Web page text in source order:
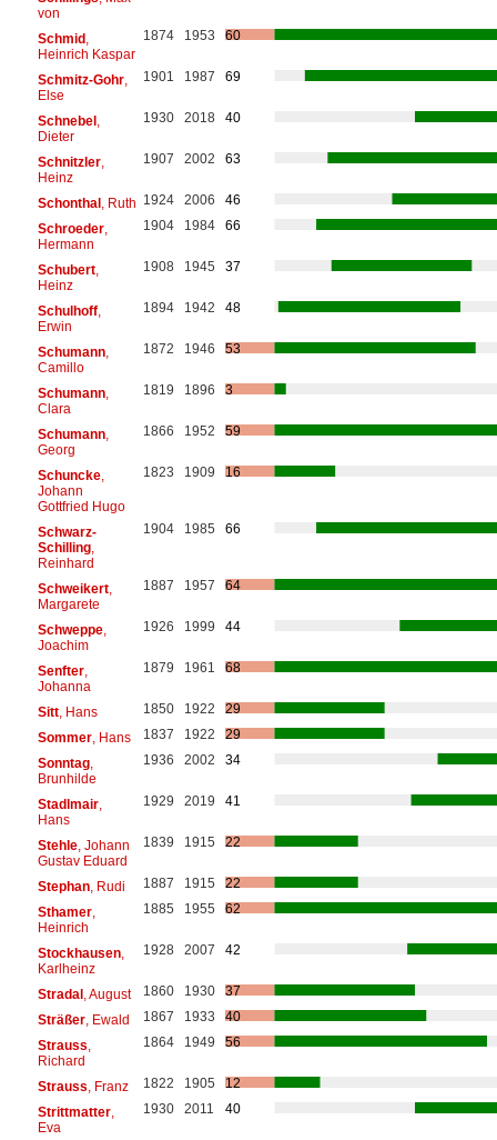
von
Schmid,
Heinrich Kaspar
1874 1953 60
Schmitz-Gohr,
Else
1901 1987 69
Schnebel,
Dieter
1930 2018 40
Schnitzler,
Heinz
1907 2002 63
Schonthal, Ruth 1924 2006
46
Schroeder,
Hermann
1904 1984 66
Schubert,
Heinz
1908 1945 37
Schulhoff,
Erwin
1894 1942 48
Schumann,
Camillo
1872 1946 53
Schumann,
Clara
1819 1896 3
Schumann,
Georg
1866 1952 59
Schuncke,
Johann
Gottfried Hugo
1823 1909 16
Schwarz-
Schilling,
Reinhard
1904 1985 66
Schweikert,
Margarete
1887 1957 64
Schweppe,
Joachim
1926 1999 44
Senfter,
Johanna
1879 1961 68
Sitt, Hans 1850 1922
29
Sommer, Hans 1837 1922
29
Sonntag,
Brunhilde
1936 2002 34
Stadlmair,
Hans
1929 2019 41
Stehle, Johann
Gustav Eduard
1839 1915 22
Stephan, Rudi 1887 1915
22
Sthamer,
Heinrich
1885 1955 62
Stockhausen,
Karlheinz
1928 2007 42
Stradal, August 1860 1930
37
Sträßer, Ewald 1867 1933
40
Strauss
Richard
1864 1949 56
Strauss , Franz 1822 1905
12
Strittmatter,
Eva
1930 2011 40